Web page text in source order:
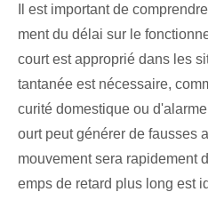
Il est important de
ment du délai sur le
court est approprié dans les
tantanée est nécessaire,
curité domestique ou
ourt peut générer de fausses
mouvement sera rapidement
emps de retard plus long est